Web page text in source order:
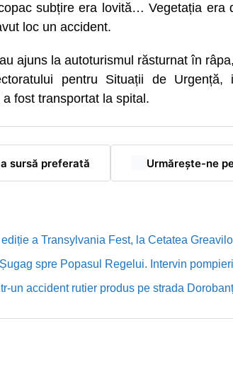
subțire era lovită… Vegetația era
loc un accident.
ajuns la autoturismul răsturnat în
pentru Situații de
fost transportat la spital.
sursă preferată Urmărește-ne
a Transylvania Fest, la Cetatea
spre Popasul Regelui. Intervin
un accident rutier produs pe strada